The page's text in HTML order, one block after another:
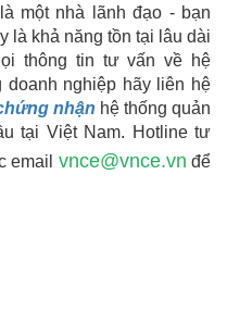
một nhà lãnh đạo - bạn
là khả năng tồn tại lâu dài
thông tin tư vấn về hệ
nghiệp hãy liên hệ
nhận hệ thống quản
tại Việt Nam. Hotline tư
email vnce@vnce.vn để